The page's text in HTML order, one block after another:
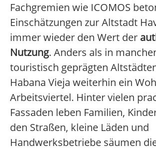
Fachgremien wie ICOMOS
Einschätzungen zur Altstadt
immer wieder den Wert der
Nutzung. Anders als in
touristisch geprägten
Habana Vieja weiterhin ein
Arbeitsviertel. Hinter vielen
Fassaden leben Familien,
den Straßen, kleine Läden und
Handwerksbetriebe säumen